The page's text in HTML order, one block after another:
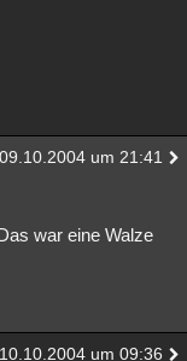
09.10.2004 um 21:41
war eine Walze
10.10.2004 um 09:36